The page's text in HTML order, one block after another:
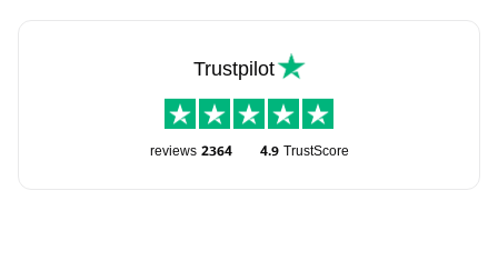
Trustpilot
TrustScore
4.9
2364
reviews